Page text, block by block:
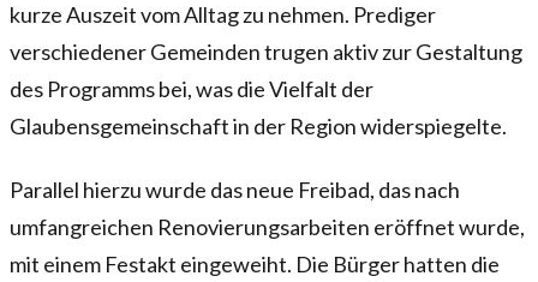
kurze Auszeit vom Alltag zu nehmen. Prediger
verschiedener Gemeinden trugen aktiv zur Gestaltung
des Programms bei, was die Vielfalt der
Glaubensgemeinschaft in der Region widerspiegelte.
Parallel hierzu wurde das neue Freibad, das nach
umfangreichen Renovierungsarbeiten eröffnet wurde,
mit einem Festakt eingeweiht. Die Bürger hatten die